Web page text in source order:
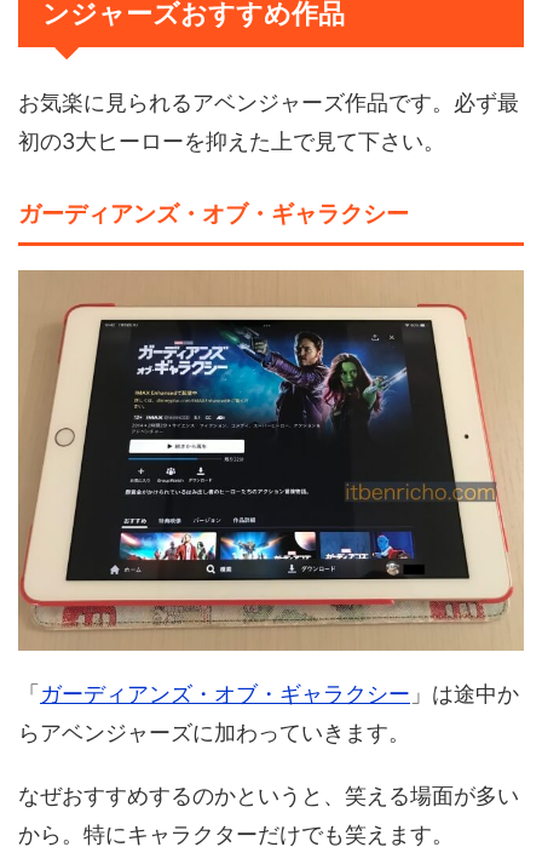
ンジャーズおすすめ作品
お気楽に見られるアベンジャーズ作品です。必ず最
初の3大ヒーローを抑えた上で見て下さい。
ガーディアンズ・オブ・ギャラクシー
「ガーディアンズ・オブ・ギャラクシー 」は途中か
らアベンジャーズに加わっていきます。
なぜおすすめするのかというと、笑える場面が多い
から。特にキャラクターだけでも笑えます。